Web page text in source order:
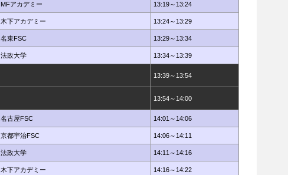
MFアカデミー 13:19～13:24
木下アカデミー 13:24～13:29
名東FSC 13:29～13:34
法政大学 13:34～13:39
13:39～13:54
13:54～14:00
名古屋FSC 14:01～14:06
京都宇治FSC 14:06～14:11
法政大学 14:11～14:16
木下アカデミー 14:16～14:22